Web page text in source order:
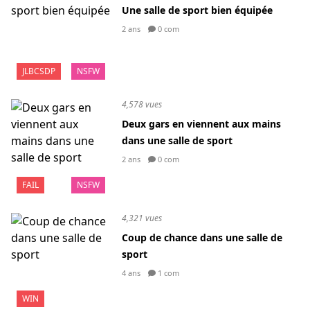
JLBCSDP NSFW
Une salle de sport bien équipée
2 ans 0 com
FAIL NSFW
4,578 vues
Deux gars en viennent aux mains
dans une salle de sport
2 ans 0 com
WIN
4,321 vues
Coup de chance dans une salle de
sport
4 ans 1 com